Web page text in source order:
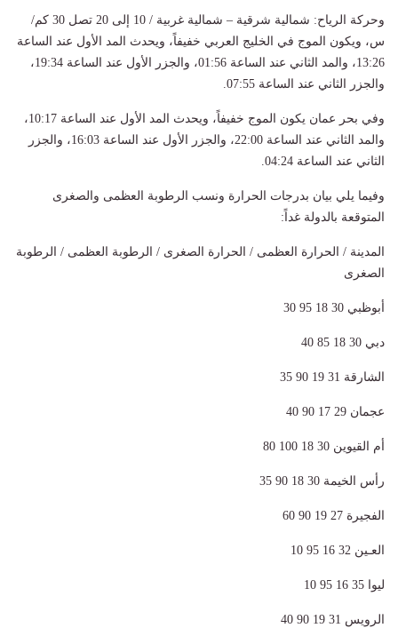
وحركة الرياح: شمالية شرقية – شمالية غربية / 10 إلى 20 تصل 30 كم/
س، ويكون الموج في الخليج العربي خفيفاً، ويحدث المد الأول عند الساعة
13:26، والمد الثاني عند الساعة 01:56، والجزر الأول عند الساعة 19:34،
والجزر الثاني عند الساعة 07:55
وفي بحر عمان يكون الموج خفيفاً، ويحدث المد الأول عند الساعة 10:17،
والمد الثاني عند الساعة 22:00، والجزر الأول عند الساعة 16:03، والجزر
الثاني عند الساعة 04:24
وفيما يلي بيان بدرجات الحرارة ونسب الرطوبة العظمى والصغرى
المتوقعة بالدولة غداً:
المدينة / الحرارة العظمى / الحرارة الصغرى / الرطوبة العظمى / الرطوبة
الصغرى
أبوظبي 30 18 95 30
دبي 30 18 85 40
الشارقة 31 19 90 35
عجمان 29 17 90 40
أم القيوين 30 18 100 80
رأس الخيمة 30 18 90 35
الفجيرة 27 19 90 60
العـين 32 16 95 10
ليوا 35 16 95 10
الرويس 31 19 90 40